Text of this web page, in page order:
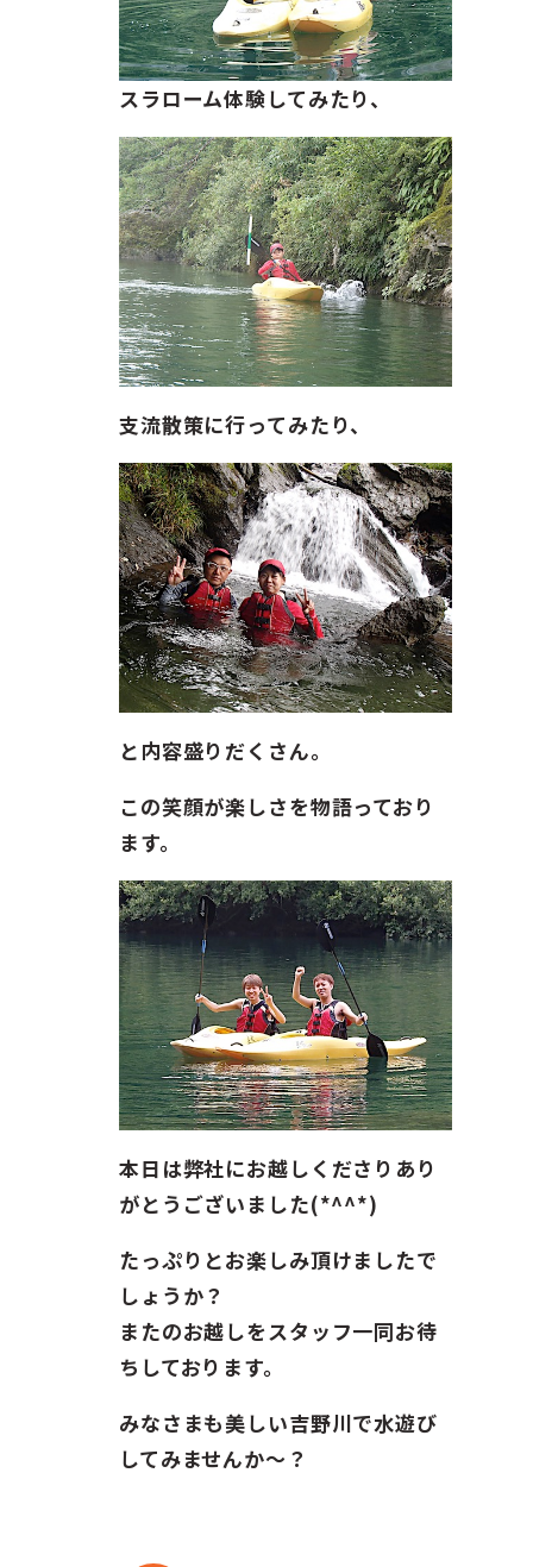
スラローム体験してみたり、
支流散策に行ってみたり、
と内容盛りだくさん。
この笑顔が楽しさを物語っており
ます。
本日は弊社にお越しくださりあり
がとうございました(*^^*)
たっぷりとお楽しみ頂けましたで
しょうか？
またのお越しをスタッフ一同お待
ちしております。
みなさまも美しい吉野川で水遊び
してみませんか〜？